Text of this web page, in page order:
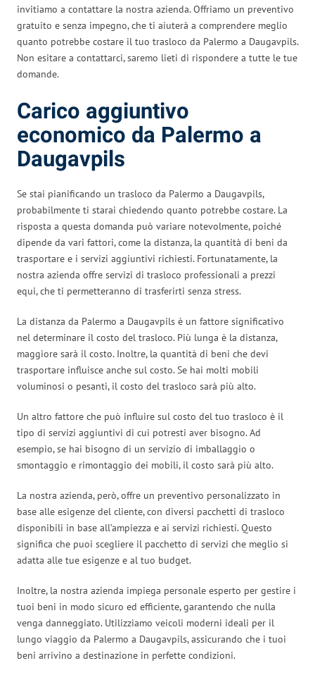
invitiamo a contattare la nostra azienda. Offriamo un preventivo
gratuito e senza impegno, che ti aiuterà a comprendere meglio
quanto potrebbe costare il tuo trasloco da Palermo a Daugavpils.
Non esitare a contattarci, saremo lieti di rispondere a tutte le tue
domande.
Carico aggiuntivo
economico da Palermo a
Daugavpils
Se stai pianificando un trasloco da Palermo a Daugavpils,
probabilmente ti starai chiedendo quanto potrebbe costare. La
risposta a questa domanda può variare notevolmente, poiché
dipende da vari fattori, come la distanza, la quantità di beni da
trasportare e i servizi aggiuntivi richiesti. Fortunatamente, la
nostra azienda offre servizi di trasloco professionali a prezzi
equi, che ti permetteranno di trasferirti senza stress.
La distanza da Palermo a Daugavpils è un fattore significativo
nel determinare il costo del trasloco. Più lunga è la distanza,
maggiore sarà il costo. Inoltre, la quantità di beni che devi
trasportare influisce anche sul costo. Se hai molti mobili
voluminosi o pesanti, il costo del trasloco sarà più alto.
Un altro fattore che può influire sul costo del tuo trasloco è il
tipo di servizi aggiuntivi di cui potresti aver bisogno. Ad
esempio, se hai bisogno di un servizio di imballaggio o
smontaggio e rimontaggio dei mobili, il costo sarà più alto.
La nostra azienda, però, offre un preventivo personalizzato in
base alle esigenze del cliente, con diversi pacchetti di trasloco
disponibili in base all’ampiezza e ai servizi richiesti. Questo
significa che puoi scegliere il pacchetto di servizi che meglio si
adatta alle tue esigenze e al tuo budget.
Inoltre, la nostra azienda impiega personale esperto per gestire i
tuoi beni in modo sicuro ed efficiente, garantendo che nulla
venga danneggiato. Utilizziamo veicoli moderni ideali per il
lungo viaggio da Palermo a Daugavpils, assicurando che i tuoi
beni arrivino a destinazione in perfette condizioni.